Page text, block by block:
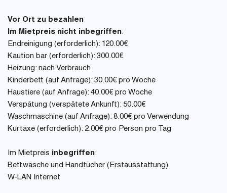
Vor Ort zu bezahlen
Im Mietpreis nicht inbegriffen:
Endreinigung (erforderlich): 120.00€
Kaution bar (erforderlich): 300.00€
Heizung: nach Verbrauch
Kinderbett (auf Anfrage): 30.00€ pro Woche
Haustiere (auf Anfrage): 40.00€ pro Woche
Verspätung (verspätete Ankunft): 50.00€
Waschmaschine (auf Anfrage): 8.00€ pro Verwendung
Kurtaxe (erforderlich): 2.00€ pro Person pro Tag
Im Mietpreis inbegriffen:
Bettwäsche und Handtücher (Erstausstattung)
W-LAN Internet